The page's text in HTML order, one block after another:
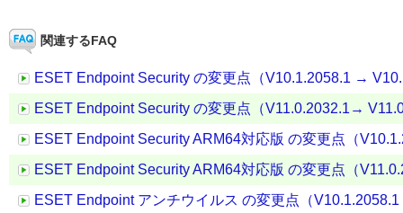
関連するFAQ
ESET Endpoint Security の変更点（V10.1.2058.1 →
ESET Endpoint Security の変更点（V11.0.2032.1→
ESET Endpoint Security ARM64対応版 の変更点（
ESET Endpoint Security ARM64対応版 の変更点（
ESET Endpoint アンチウイルス の変更点（